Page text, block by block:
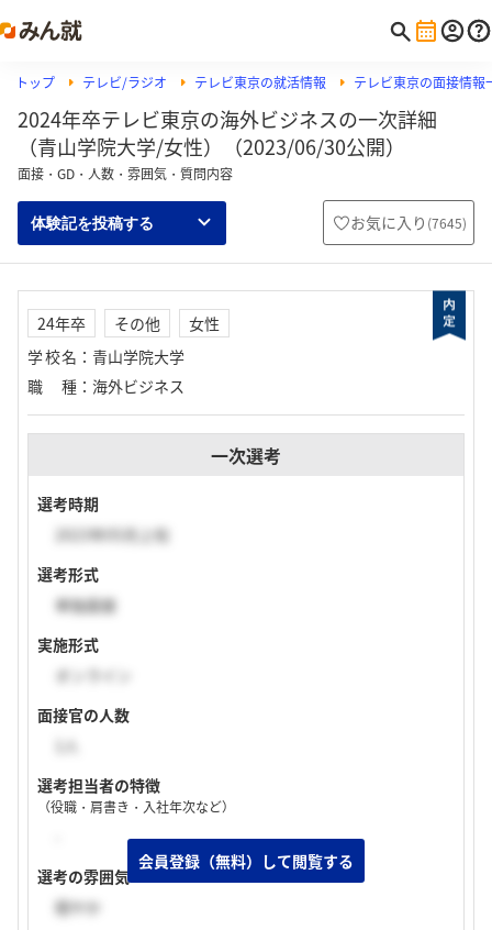
トップ テレビ/ラジオ テレビ東京の就活情報 テレビ東京の面接情報
2024年卒テレビ東京の海外ビジネスの一次詳細
（青山学院大学/女性）（2023/06/30公開）
面接・GD・人数・雰囲気・質問内容
体験記を投稿する お気に入り (7645)
24年卒 その他
女性
学校名 ： 青山学院大学
職種 ： 海外ビジネス
一次選考
選考時期
2023年05月上旬
選考形式
単独面接
実施形式
オンライン
面接官の人数
選考担当者の特徴
（役職・肩書き・入社年次など）
選考の雰囲気
穏やか